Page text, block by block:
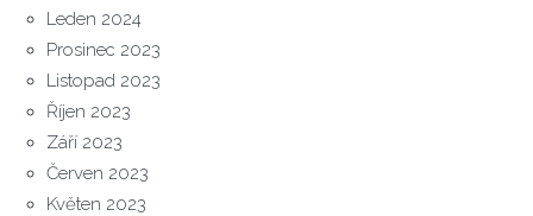
Leden 2024
Prosinec 2023
Listopad 2023
Říjen 2023
Září 2023
Červen 2023
Květen 2023